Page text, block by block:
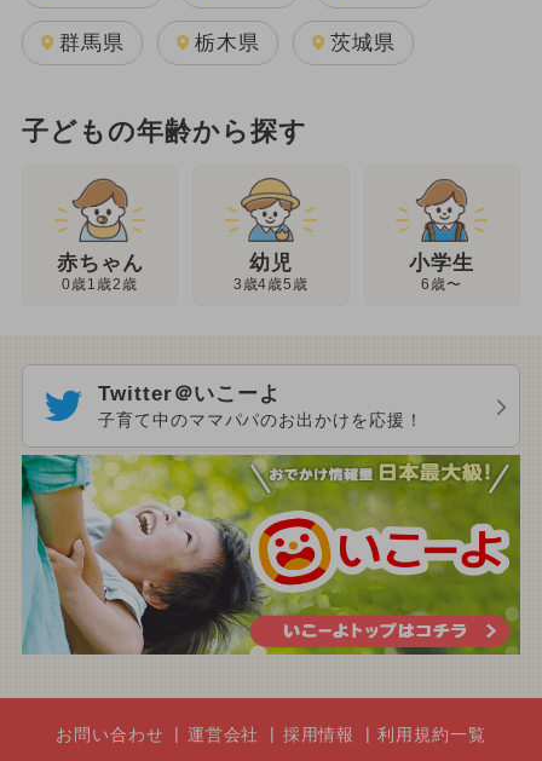
群馬県 栃木県 茨城県
子どもの年齢から探す
赤ちゃん
0歳1歳2歳
幼児
3歳4歳5歳
小学生
6歳〜
Twitter＠いこーよ
子育て中のママパパのお出かけを応援！
お問い合わせ 運営会社 採用情報 利用規約一覧